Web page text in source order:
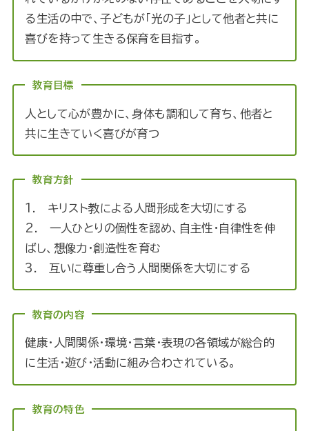
る生活の中で、子どもが「光の子」として他者と共に
喜びを持って生きる保育を目指す。
教育目標
人として心が豊かに、身体も調和して育ち、他者と
共に生きていく喜びが育つ
教育方針
1. キリスト教による人間形成を大切にする
2. 一人ひとりの個性を認め、自主性・自律性を伸
ばし、想像力・創造性を育む
3. 互いに尊重し合う人間関係を大切にする
教育の内容
健康・人間関係・環境・言葉・表現の各領域が総合的
に生活・遊び・活動に組み合わされている。
教育の特色